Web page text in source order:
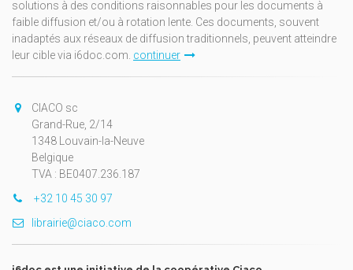
solutions à des conditions raisonnables pour les documents à
faible diffusion et/ou à rotation lente. Ces documents, souvent
inadaptés aux réseaux de diffusion traditionnels, peuvent atteindre
leur cible via i6doc.com. continuer
CIACO sc
Grand-Rue, 2/14
1348 Louvain-la-Neuve
Belgique
TVA : BE0407.236.187
+32 10 45 30 97
librairie@ciaco.com